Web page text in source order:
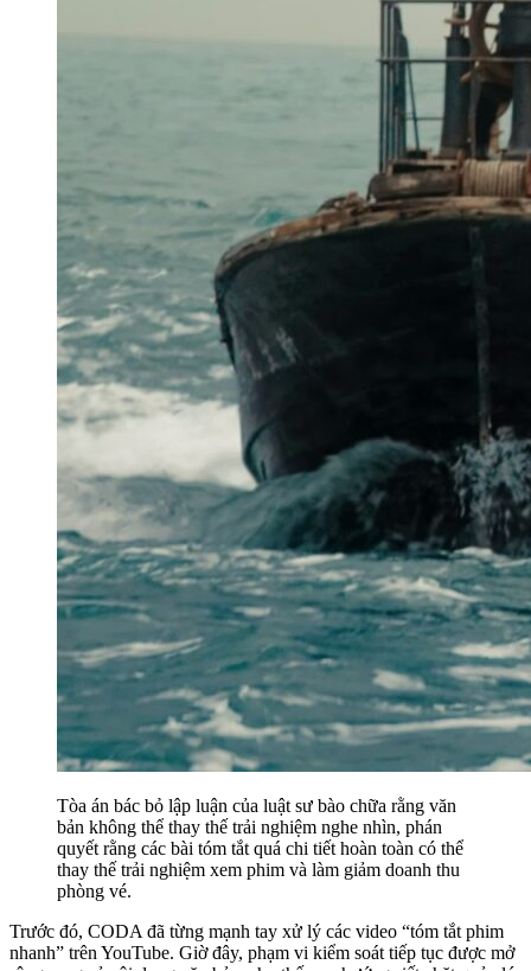
Tòa án bác bỏ lập luận của luật sư bào chữa rằng văn
bản không thể thay thế trải nghiệm nghe nhìn, phán
quyết rằng các bài tóm tắt quá chi tiết hoàn toàn có thể
thay thế trải nghiệm xem phim và làm giảm doanh thu
phòng vé.
Trước đó, CODA đã từng mạnh tay xử lý các video “tóm tắt phim
nhanh” trên YouTube. Giờ đây, phạm vi kiểm soát tiếp tục được mở